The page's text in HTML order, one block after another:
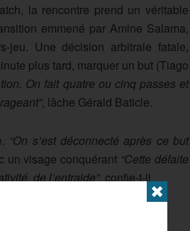
la rencontre prend un véritable
emmené par Amine Salama,
jeu. Une décision arbitrale fatale,
plus tard, marquer un but (Tiago
On fait quatre ou cinq passes et
, lâche Gérald Baticle.
“On s’est déconnecté après ce but
un visage conquérant “Cette défaite
de l’entraide”,confie-t-il.
✖